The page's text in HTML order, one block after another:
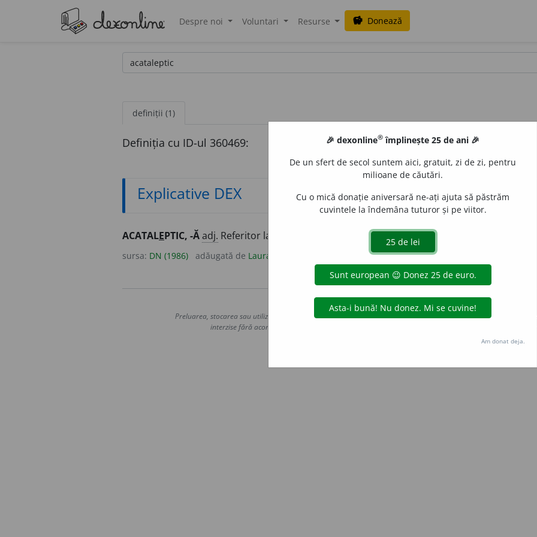
Despre noi Voluntari Resurse savings Donează
definiții (1)
Definiția cu ID-ul 360469:
Explicative DEX
ACATALEPTIC, -Ăadj. Referitor la acatalepsie. [< acataleptique].
sursa: DN (1986) adăugată de LauraGellner
Copyright © 2004-2026 dexonline (https://dexonline.ro)
Preluarea, stocarea sau utilizarea datelor de pe acest site, inclusiv prin orice metode de extragere automată
interzise fără acordul nostru prealabil scris, cu excepția seturilor de date oferite oficial spre utilizare
Hosterion
🎉 dexonline® împlinește 25 de ani 🎉
De un sfert de secol suntem aici, gratuit, zi de zi, pentru
milioane de căutări.
Cu o mică donație aniversară ne-ați ajuta să păstrăm
cuvintele la îndemâna tuturor și pe viitor.
Am donat deja.